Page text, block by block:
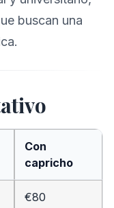
buscan una
Con
capricho
€80